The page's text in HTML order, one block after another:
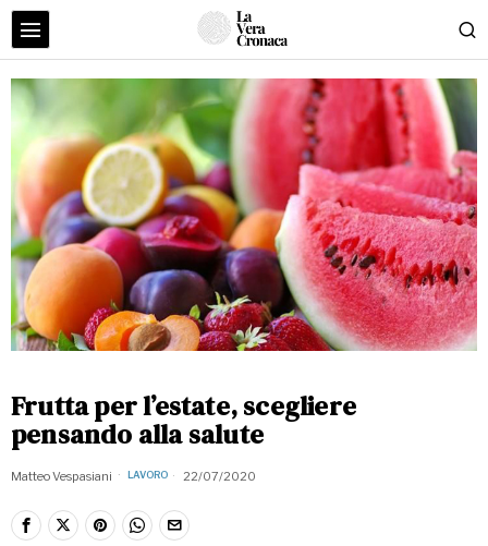
Frutta per l’estate, scegliere
pensando alla salute
Matteo Vespasiani LAVORO 22/07/2020